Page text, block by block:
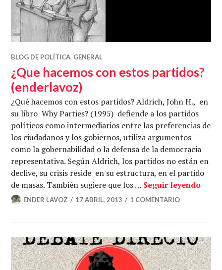
BLOG DE POLÍTICA, GENERAL
¿Que hacemos con estos partidos?
(enderlavoz)
¿Qué hacemos con estos partidos? Aldrich, John H., en
su libro Why Parties? (1995) defiende a los partidos
políticos como intermediarios entre las preferencias de
los ciudadanos y los gobiernos, utiliza argumentos
como la gobernabilidad o la defensa de la democracia
representativa. Según Aldrich, los partidos no están en
declive, su crisis reside en su estructura, en el partido
de masas. También sugiere que los … Seguir leyendo
ENDER LAVOZ 17 ABRIL, 2013 1 COMENTARIO